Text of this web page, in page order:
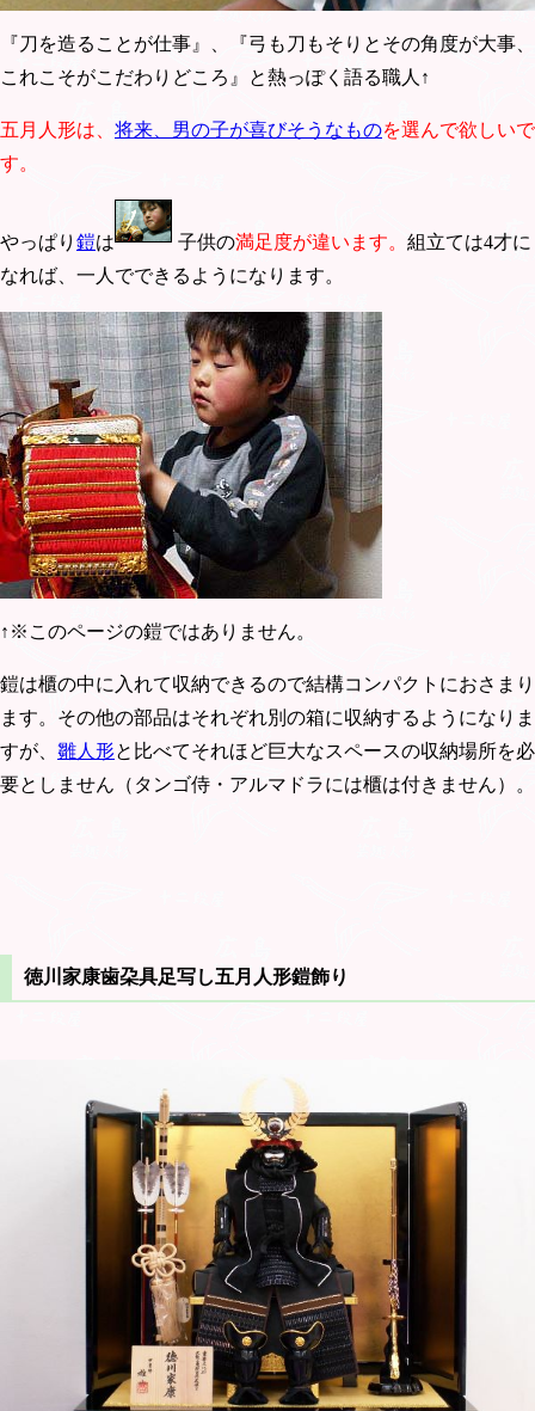
『刀を造ることが仕事』、『弓も刀もそりとその角度が大事、
これこそがこだわりどころ』と熱っぽく語る職人↑
五月人形は、 将来、男の子が喜びそうなものを選んで欲しいで
す。
やっぱり 鎧は 子供の満足度が違います。 組立ては4才に
なれば、一人でできるようになります。
↑※このページの鎧ではありません。
鎧は櫃の中に入れて収納できるので結構コンパクトにおさまり
ます。その他の部品はそれぞれ別の箱に収納するようになりま
すが、 雛人形と比べてそれほど巨大なスペースの収納場所を必
要としません（タンゴ侍・アルマドラには櫃は付きません）。
徳川家康歯朶具足写し五月人形鎧飾り